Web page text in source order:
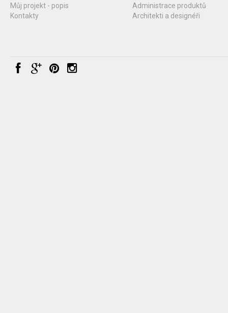
Můj projekt - popis
Kontakty
Administrace produktů
Architekti a designéři